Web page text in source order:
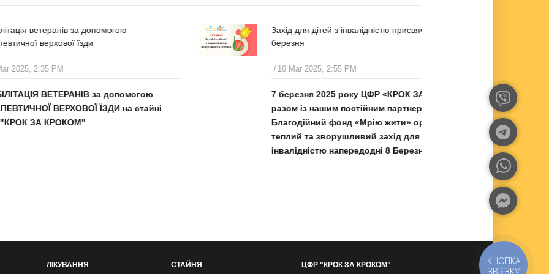
за допомогою
їзди
за допомогою
ЇЗДИ на стайні
Захід для дітей з інвалідністю присвячений 8
березня
16 Mar 2025, 2:55 PM
7 березня 2025 року ЦФР «КРОК ЗА КРОКОМ»
разом із нашим постійним партнером
Благодійний фонд «Мрію жити» організували
теплий та зворушливий захід для дітей з
інвалідністю напередодні 8 Березня
з нашим
Країна
неймовірний
стайні
проєкту
ЛІКУВАННЯ СТАЙНЯ ЦФР "КРОК ЗА КРОКОМ"
КНОПКА
ЗВ'ЯЗКУ